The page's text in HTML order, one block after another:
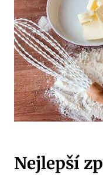
Nejlepší